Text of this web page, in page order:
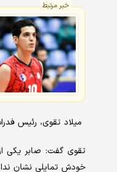
خبر مرتبط
میلاد تقوی، رئیس
تقوی گفت: صابر یکی
خودش تمایلی نشان